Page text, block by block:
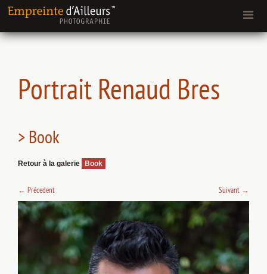
Portrait Renaud Bres
> Book
Retour à la galerie Book
← Précedent Suivant →